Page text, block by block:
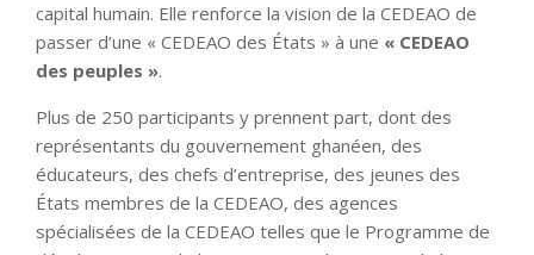
capital humain. Elle renforce la vision de la CEDEAO de
passer d’une « CEDEAO des États » à une « CEDEAO
des peuples ».
Plus de 250 participants y prennent part, dont des
représentants du gouvernement ghanéen, des
éducateurs, des chefs d’entreprise, des jeunes des
États membres de la CEDEAO, des agences
spécialisées de la CEDEAO telles que le Programme de